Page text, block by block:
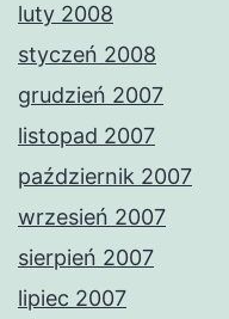
luty 2008
styczeń 2008
grudzień 2007
listopad 2007
październik 2007
wrzesień 2007
sierpień 2007
lipiec 2007